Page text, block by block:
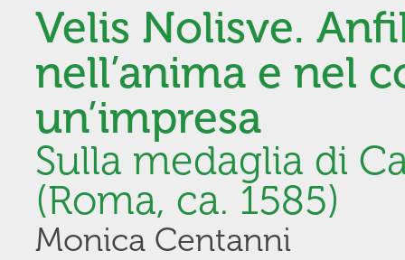
Velis Nolisve.
nell’anima e nel
un’impresa
Sulla medaglia di
(Roma, ca. 1585)
Monica Centanni